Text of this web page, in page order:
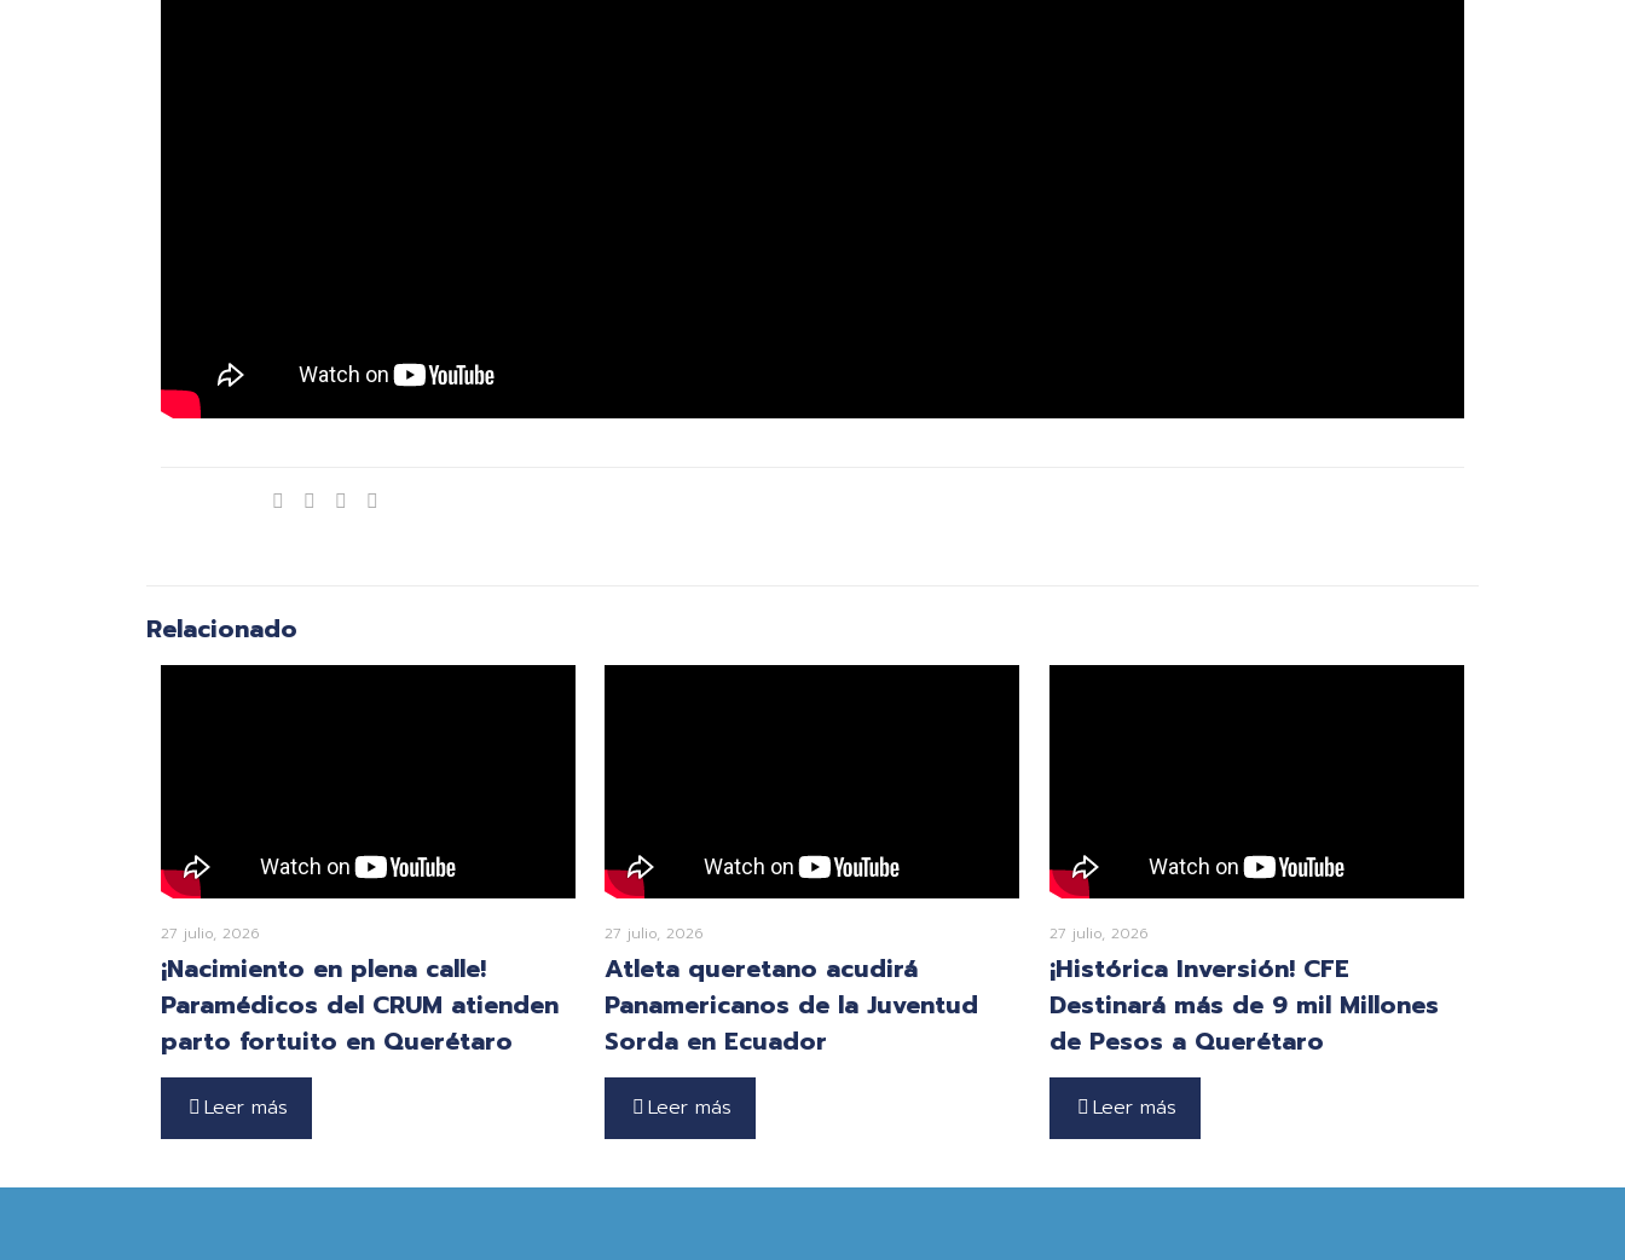
Relacionado
27 julio, 2026
¡Nacimiento en plena calle!
Paramédicos del CRUM atienden
parto fortuito en Querétaro
Leer más
27 julio, 2026
Atleta queretano acudirá
Panamericanos de la Juventud
Sorda en Ecuador
Leer más
27 julio, 2026
¡Histórica Inversión! CFE
Destinará más de 9 mil Millones
de Pesos a Querétaro
Leer más